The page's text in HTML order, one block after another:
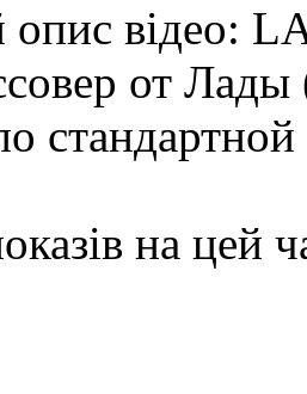
відео:
от
на цей